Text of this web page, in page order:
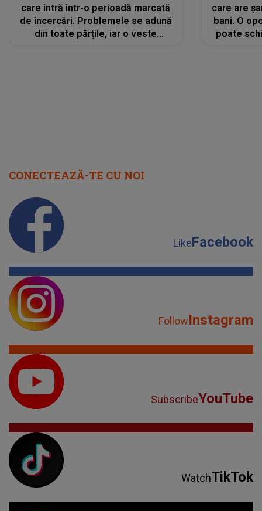
care intră într-o perioadă marcată
de încercări. Problemele se adună
din toate părțile, iar o veste
care are
bani. O
poate
CONECTEAZĂ-TE CU NOI
LikeFacebook
FollowInstagram
SubscribeYouTube
WatchTikTok